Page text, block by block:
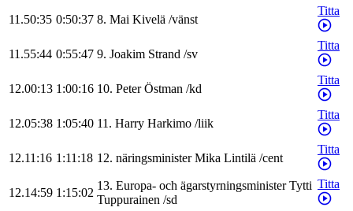
11.50:35 0:50:37 8. Mai Kivelä /vänst
Titta
11.55:44 0:55:47 9. Joakim Strand /sv
Titta
12.00:13 1:00:16 10. Peter Östman /kd
Titta
12.05:38 1:05:40 11. Harry Harkimo /liik
Titta
12.11:16 1:11:18 12. näringsminister Mika Lintilä /cent
Titta
12.14:59 1:15:02
13. Europa- och ägarstyrningsminister Tytti
Tuppurainen /sd
Titta